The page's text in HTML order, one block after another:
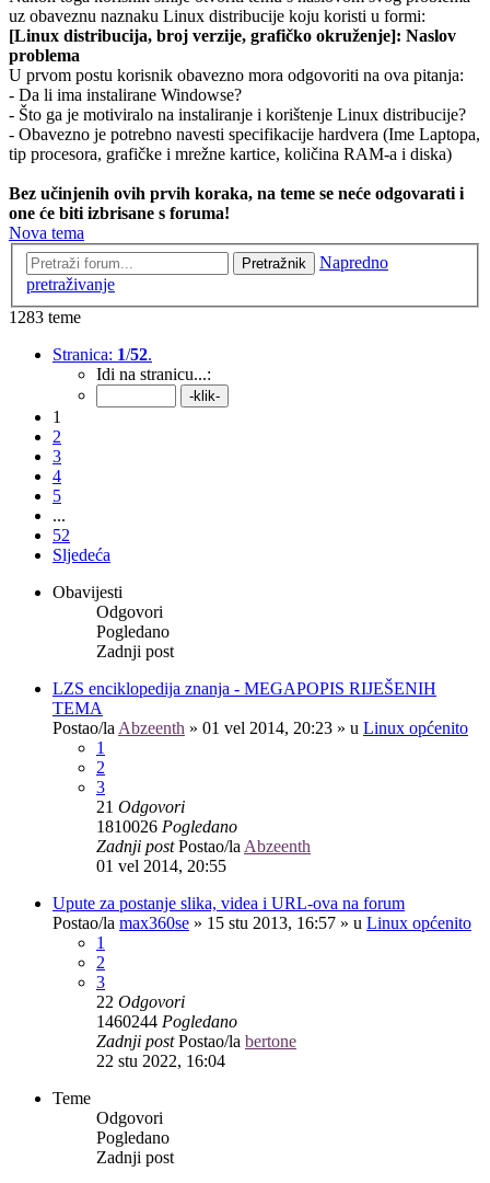
uz obaveznu naznaku Linux distribucije koju koristi u formi:
[Linux distribucija, broj verzije, grafičko okruženje]: Naslov
problema
U prvom postu korisnik obavezno mora odgovoriti na ova pitanja:
- Da li ima instalirane Windowse?
- Što ga je motiviralo na instaliranje i korištenje Linux distribucije?
- Obavezno je potrebno navesti specifikacije hardvera (Ime Laptopa,
tip procesora, grafičke i mrežne kartice, količina RAM-a i diska)
Bez učinjenih ovih prvih koraka, na teme se neće odgovarati i
one će biti izbrisane s foruma!
Nova tema
Pretražnik
Napredno
pretraživanje
1283 teme
Stranica: 1/52.
Idi na stranicu...:
1
2
3
4
5
...
52
Sljedeća
Obavijesti
Odgovori
Pogledano
Zadnji post
LZS enciklopedija znanja - MEGAPOPIS RIJEŠENIH
TEMA
Postao/la Abzeenth » 01 vel 2014, 20:23 » u Linux općenito
1
2
3
21 Odgovori
1810026 Pogledano
Zadnji postPostao/la Abzeenth
01 vel 2014, 20:55
Upute za postanje slika, videa i URL-ova na forum
Postao/la max360se » 15 stu 2013, 16:57 » u Linux općenito
1
2
3
22 Odgovori
1460244 Pogledano
Zadnji postPostao/la bertone
22 stu 2022, 16:04
Teme
Odgovori
Pogledano
Zadnji post